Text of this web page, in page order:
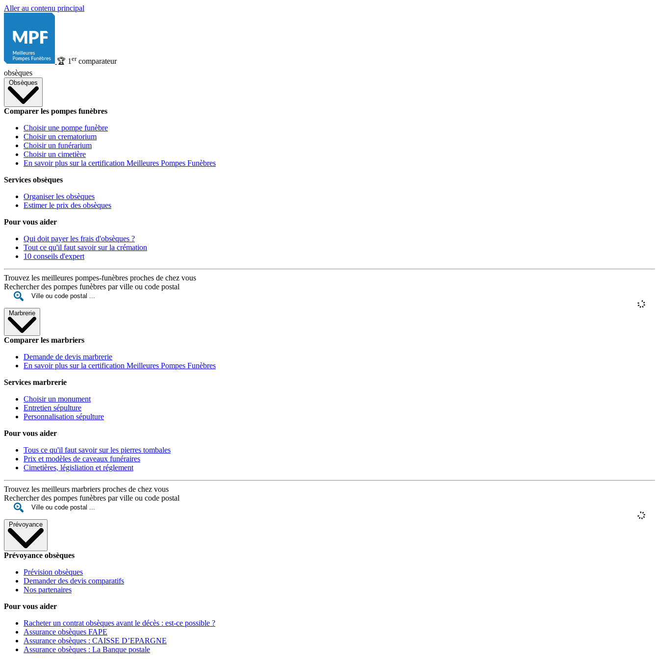
Aller au contenu principal
🏆 1 ercomparateur
obsèques
Obsèques
Comparer les pompes funèbres
Choisir une pompe funèbre
Choisir un crematorium
Choisir un funérarium
Choisir un cimetière
En savoir plus sur la certification Meilleures Pompes Funèbres
Services obsèques
Organiser les obsèques
Estimer le prix des obsèques
Pour vous aider
Qui doit payer les frais d'obsèques ?
Tout ce qu'il faut savoir sur la crémation
10 conseils d'expert
Trouvez les meilleures pompes-funèbres proches de chez vous
Rechercher des pompes funèbres par ville ou code postal
Marbrerie
Comparer les marbriers
Demande de devis marbrerie
En savoir plus sur la certification Meilleures Pompes Funèbres
Services marbrerie
Choisir un monument
Entretien sépulture
Personnalisation sépulture
Pour vous aider
Tous ce qu'il faut savoir sur les pierres tombales
Prix et modèles de caveaux funéraires
Cimetières, législiation et réglement
Trouvez les meilleurs marbriers proches de chez vous
Rechercher des pompes funèbres par ville ou code postal
Prévoyance
Prévoyance obsèques
Prévision obsèques
Demander des devis comparatifs
Nos partenaires
Pour vous aider
Racheter un contrat obsèques avant le décès : est-ce possible ?
Assurance obsèques FAPE
Assurance obsèques : CAISSE D’EPARGNE
Assurance obsèques : La Banque postale